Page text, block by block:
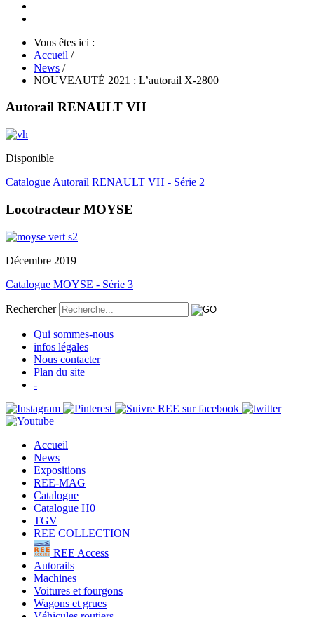
Vous êtes ici :
Accueil /
News /
NOUVEAUTÉ 2021 : L’autorail X-2800
Autorail RENAULT VH
Disponible
Catalogue Autorail RENAULT VH - Série 2
Locotracteur MOYSE
Décembre 2019
Catalogue MOYSE - Série 3
Rechercher
Qui sommes-nous
infos légales
Nous contacter
Plan du site
-
Accueil
News
Expositions
REE-MAG
Catalogue
Catalogue H0
TGV
REE COLLECTION
REE Access
Autorails
Machines
Voitures et fourgons
Wagons et grues